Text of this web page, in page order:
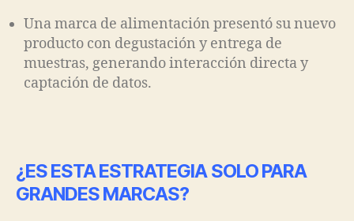
Una marca de alimentación presentó su nuevo
producto con degustación y entrega de
muestras, generando interacción directa y
captación de datos.
¿ES ESTA ESTRATEGIA SOLO PARA
GRANDES MARCAS?